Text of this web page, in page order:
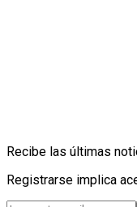
Recibe las últimas
Registrarse implica